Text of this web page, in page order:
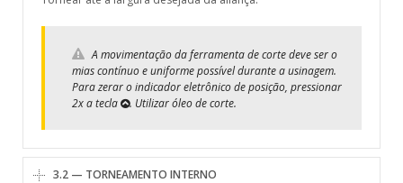
A movimentação da ferramenta de corte deve ser o
mias contínuo e uniforme possível durante a usinagem.
Para zerar o indicador eletrônico de posição, pressionar
2x a tecla
. Utilizar óleo de corte.
3.2 — TORNEAMENTO INTERNO